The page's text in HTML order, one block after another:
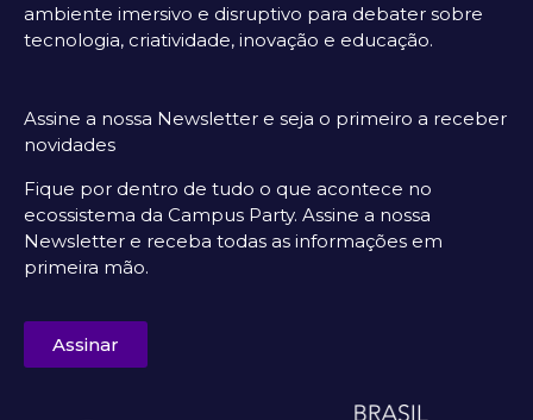
ambiente imersivo e disruptivo para debater sobre
tecnologia, criatividade, inovação e educação.
Assine a nossa Newsletter e seja o primeiro a receber
novidades
Fique por dentro de tudo o que acontece no
ecossistema da Campus Party. Assine a nossa
Newsletter e receba todas as informações em
primeira mão.
Assinar